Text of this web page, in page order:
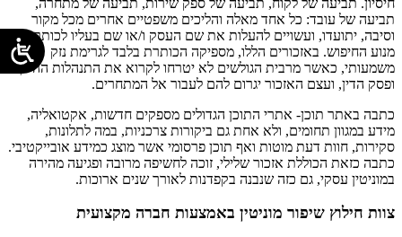
תביעה של עובד: כל אחד מאלה והליכים משפטיים אחרים מכל מקור
וסיבה, יתועדו, ועשויים להעלות את שם העסק ו/או שם בעליו לכותרות
מנוע החיפוש. באזכורים הללו, מספיקה הכותרת בלבד לגרימת נזק
משמעותי, כאשר מרבית הגולשים לא יטרחו לקרוא את התנהלות ההליך
ופסק הדין, ועצם האזכור יגרום להם לעבור אל המתחרים.
כתבה באתר תוכן- אתרי התוכן הגדולים מספקים חדשות, אקטואליה,
מידע במגוון תחומים, ולא אחת גם ביקורות צרכניות, במה לתלונות,
סקירות, חוות דעת מוטות ואף תוכן פרסומי אשר מוצג כמידע אובייקטיבי.
כתבה כזאת הכוללת אזכור שלילי, זוכה לחשיפה מרובה ופגיעה מהירה
במוניטין עסקי, גם כזה שנבנה בקפדנות לאורך שנים ארוכות.
צוות חילוץ שיפור מוניטין באמצעות חברה מקצועית